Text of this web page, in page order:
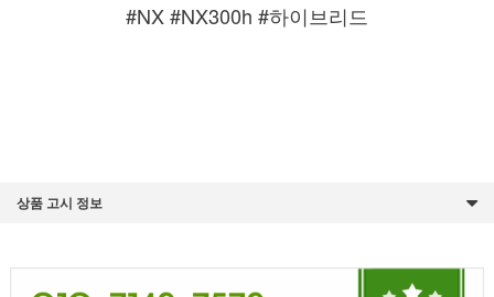
#NX #NX300h #하이브리드
상품 고시 정보